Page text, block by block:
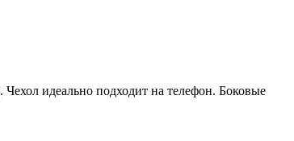
идеально подходит на телефон. Боковые